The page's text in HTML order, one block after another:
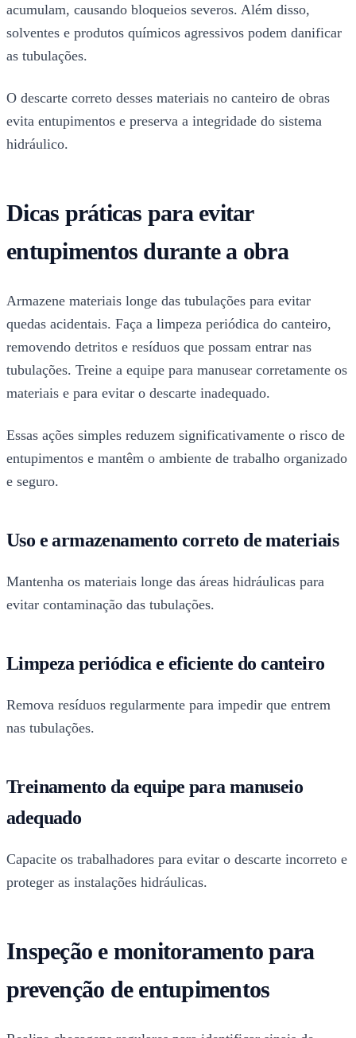
acumulam, causando bloqueios severos. Além disso,
solventes e produtos químicos agressivos podem danificar
as tubulações.
O descarte correto desses materiais no canteiro de obras
evita entupimentos e preserva a integridade do sistema
hidráulico.
Dicas práticas para evitar
entupimentos durante a obra
Armazene materiais longe das tubulações para evitar
quedas acidentais. Faça a limpeza periódica do canteiro,
removendo detritos e resíduos que possam entrar nas
tubulações. Treine a equipe para manusear corretamente os
materiais e para evitar o descarte inadequado.
Essas ações simples reduzem significativamente o risco de
entupimentos e mantêm o ambiente de trabalho organizado
e seguro.
Uso e armazenamento correto de materiais
Mantenha os materiais longe das áreas hidráulicas para
evitar contaminação das tubulações.
Limpeza periódica e eficiente do canteiro
Remova resíduos regularmente para impedir que entrem
nas tubulações.
Treinamento da equipe para manuseio
adequado
Capacite os trabalhadores para evitar o descarte incorreto e
proteger as instalações hidráulicas.
Inspeção e monitoramento para
prevenção de entupimentos